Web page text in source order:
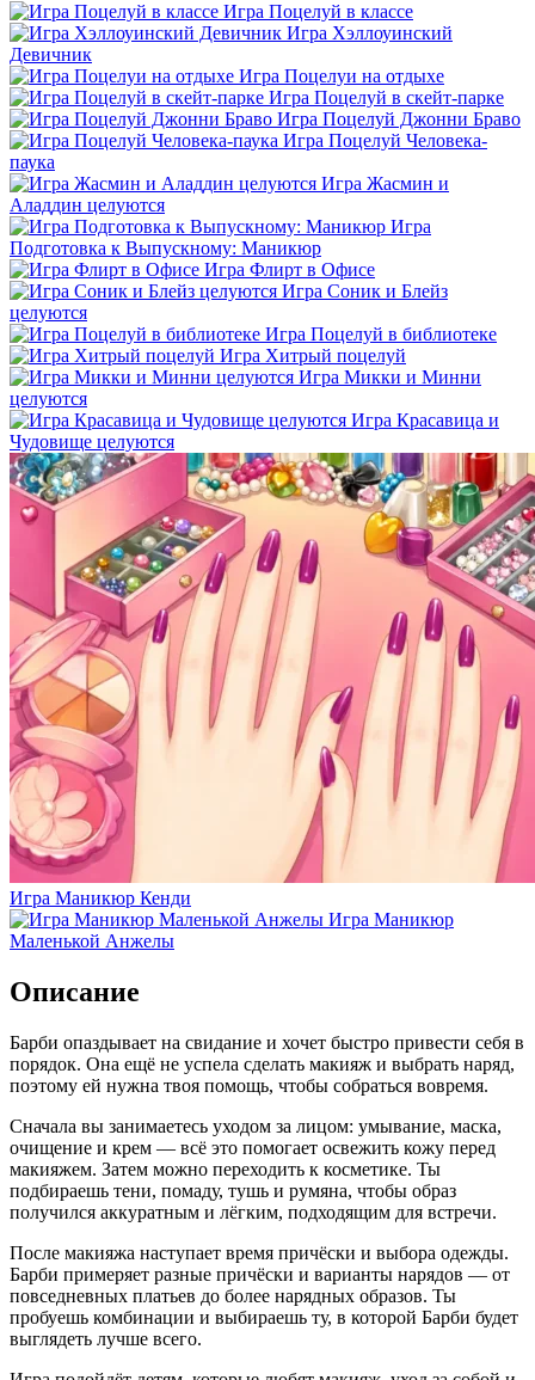
Игра Поцелуй в классе
Игра Хэллоуинский
Девичник
Игра Поцелуи на отдыхе
Игра Поцелуй в скейт-парке
Игра Поцелуй Джонни Браво
Игра Поцелуй Человека-
паука
Игра Жасмин и
Аладдин целуются
Игра
Подготовка к Выпускному: Маникюр
Игра Флирт в Офисе
Игра Соник и Блейз
целуются
Игра Поцелуй в библиотеке
Игра Хитрый поцелуй
Игра Микки и Минни
целуются
Игра Красавица и
Чудовище целуются
Игра Маникюр Кенди
Игра Маникюр
Маленькой Анжелы
Описание
Барби опаздывает на свидание и хочет быстро привести себя в
порядок. Она ещё не успела сделать макияж и выбрать наряд,
поэтому ей нужна твоя помощь, чтобы собраться вовремя.
Сначала вы занимаетесь уходом за лицом: умывание, маска,
очищение и крем — всё это помогает освежить кожу перед
макияжем. Затем можно переходить к косметике. Ты
подбираешь тени, помаду, тушь и румяна, чтобы образ
получился аккуратным и лёгким, подходящим для встречи.
После макияжа наступает время причёски и выбора одежды.
Барби примеряет разные причёски и варианты нарядов — от
повседневных платьев до более нарядных образов. Ты
пробуешь комбинации и выбираешь ту, в которой Барби будет
выглядеть лучше всего.